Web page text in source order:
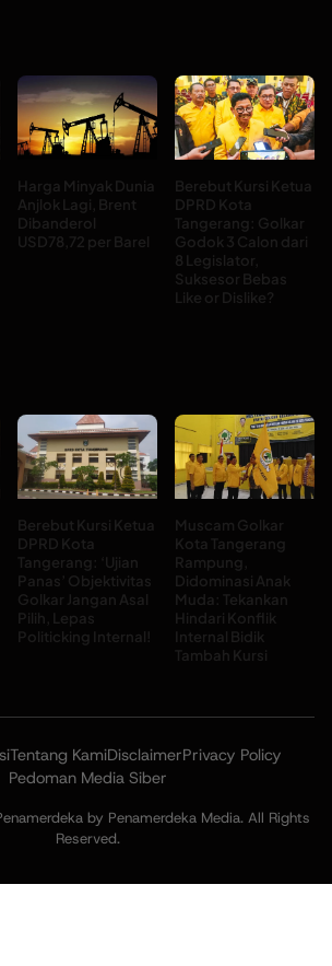
Harga Minyak Dunia
Anjlok Lagi, Brent
Dibanderol
USD78,72 per Barel
Berebut Kursi Ketua
DPRD Kota
Tangerang: Golkar
Godok 3 Calon dari
8 Legislator,
Suksesor Bebas
Like or Dislike?
Berebut Kursi Ketua
DPRD Kota
Tangerang: ‘Ujian
Panas’ Objektivitas
Golkar Jangan Asal
Pilih, Lepas
Politicking Internal!
Muscam Golkar
Kota Tangerang
Rampung,
Didominasi Anak
Muda: Tekankan
Hindari Konflik
Internal Bidik
Tambah Kursi
Tentang KamiDisclaimerPrivacy Policy
Pedoman Media Siber
by Penamerdeka Media. All Rights
Reserved.